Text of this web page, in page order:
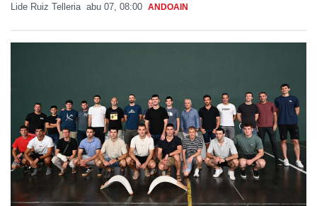
Lide Ruiz Telleria abu 07, 08:00 ANDOAIN